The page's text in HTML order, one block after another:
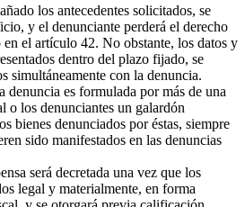
los antecedentes solicitados, se
y el denunciante perderá el derecho
en el artículo 42. No obstante, los datos y
dentro del plazo fijado, se
simultáneamente con la denuncia.
es formulada por más de una
o los denunciantes un galardón
bienes denunciados por éstas, siempre
sido manifestados en las denuncias
será decretada una vez que los
legal y materialmente, en forma